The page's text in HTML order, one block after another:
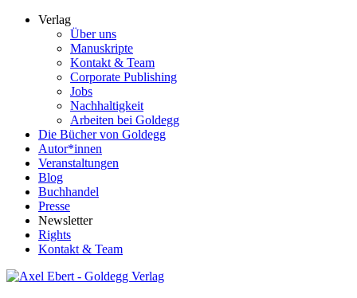
Verlag
Über uns
Manuskripte
Kontakt & Team
Corporate Publishing
Jobs
Nachhaltigkeit
Arbeiten bei Goldegg
Die Bücher von Goldegg
Autor*innen
Veranstaltungen
Blog
Buchhandel
Presse
Newsletter
Rights
Kontakt & Team